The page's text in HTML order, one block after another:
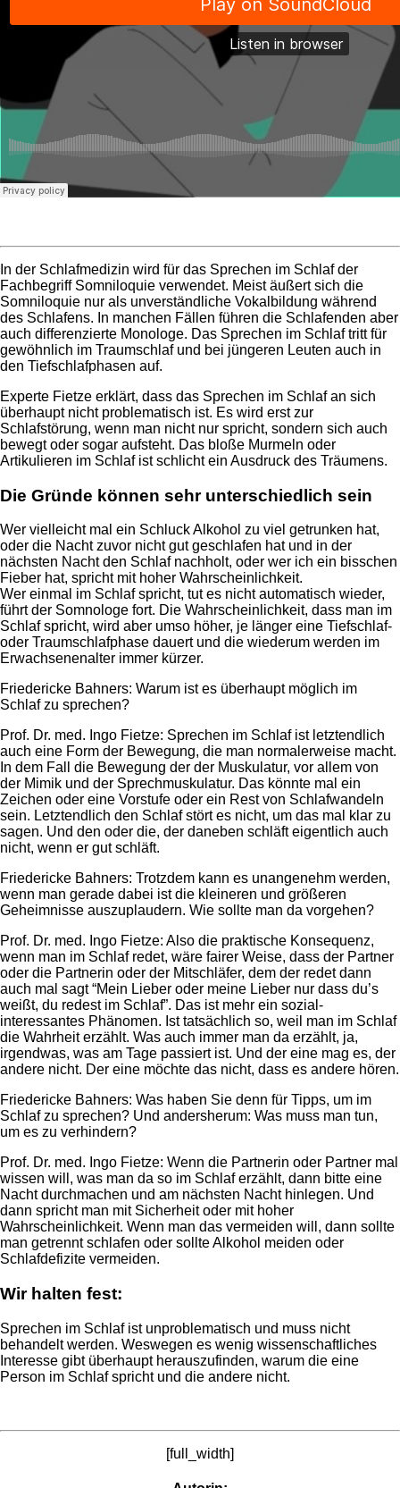
In der Schlafmedizin wird für das Sprechen im Schlaf der
Fachbegriff Somniloquie verwendet. Meist äußert sich die
Somniloquie nur als unverständliche Vokalbildung während
des Schlafens. In manchen Fällen führen die Schlafenden aber
auch differenzierte Monologe. Das Sprechen im Schlaf tritt für
gewöhnlich im Traumschlaf und bei jüngeren Leuten auch in
den Tiefschlafphasen auf.
Experte Fietze erklärt, dass das Sprechen im Schlaf an sich
überhaupt nicht problematisch ist. Es wird erst zur
Schlafstörung, wenn man nicht nur spricht, sondern sich auch
bewegt oder sogar aufsteht. Das bloße Murmeln oder
Artikulieren im Schlaf ist schlicht ein Ausdruck des Träumens.
Die Gründe können sehr unterschiedlich sein
Wer vielleicht mal ein Schluck Alkohol zu viel getrunken hat,
oder die Nacht zuvor nicht gut geschlafen hat und in der
nächsten Nacht den Schlaf nachholt, oder wer ich ein bisschen
Fieber hat, spricht mit hoher Wahrscheinlichkeit.
Wer einmal im Schlaf spricht, tut es nicht automatisch wieder,
führt der Somnologe fort. Die Wahrscheinlichkeit, dass man im
Schlaf spricht, wird aber umso höher, je länger eine Tiefschlaf-
oder Traumschlafphase dauert und die wiederum werden im
Erwachsenenalter immer kürzer.
Friedericke Bahners: Warum ist es überhaupt möglich im
Schlaf zu sprechen?
Prof. Dr. med. Ingo Fietze: Sprechen im Schlaf ist letztendlich
auch eine Form der Bewegung, die man normalerweise macht.
In dem Fall die Bewegung der der Muskulatur, vor allem von
der Mimik und der Sprechmuskulatur. Das könnte mal ein
Zeichen oder eine Vorstufe oder ein Rest von Schlafwandeln
sein. Letztendlich den Schlaf stört es nicht, um das mal klar zu
sagen. Und den oder die, der daneben schläft eigentlich auch
nicht, wenn er gut schläft.
Friedericke Bahners: Trotzdem kann es unangenehm werden,
wenn man gerade dabei ist die kleineren und größeren
Geheimnisse auszuplaudern. Wie sollte man da vorgehen?
Prof. Dr. med. Ingo Fietze: Also die praktische Konsequenz,
wenn man im Schlaf redet, wäre fairer Weise, dass der Partner
oder die Partnerin oder der Mitschläfer, dem der redet dann
auch mal sagt “Mein Lieber oder meine Lieber nur dass du’s
weißt, du redest im Schlaf”. Das ist mehr ein sozial-
interessantes Phänomen. Ist tatsächlich so, weil man im Schlaf
die Wahrheit erzählt. Was auch immer man da erzählt, ja,
irgendwas, was am Tage passiert ist. Und der eine mag es, der
andere nicht. Der eine möchte das nicht, dass es andere hören.
Friedericke Bahners: Was haben Sie denn für Tipps, um im
Schlaf zu sprechen? Und andersherum: Was muss man tun,
um es zu verhindern?
Prof. Dr. med. Ingo Fietze: Wenn die Partnerin oder Partner mal
wissen will, was man da so im Schlaf erzählt, dann bitte eine
Nacht durchmachen und am nächsten Nacht hinlegen. Und
dann spricht man mit Sicherheit oder mit hoher
Wahrscheinlichkeit. Wenn man das vermeiden will, dann sollte
man getrennt schlafen oder sollte Alkohol meiden oder
Schlafdefizite vermeiden.
Wir halten fest:
Sprechen im Schlaf ist unproblematisch und muss nicht
behandelt werden. Weswegen es wenig wissenschaftliches
Interesse gibt überhaupt herauszufinden, warum die eine
Person im Schlaf spricht und die andere nicht.
[full_width]